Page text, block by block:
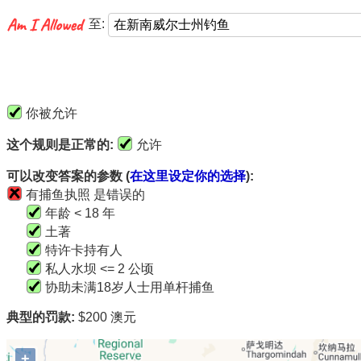
至:
你被允许
这个规则是正常的: 允许
可以改变答案的参数 (在这里设定你的选择):
有捕鱼执照 是错误的
年龄 < 18 年
土著
特许卡持有人
私人水坝 <= 2 公顷
协助未满18岁人士用单杆捕鱼
典型的罚款: $200 澳元